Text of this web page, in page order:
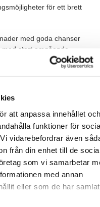
att anpassa innehållet och
funktioner för
vidarebefordrar även
från din enhet till de
som vi samarbetar
med annan
eller som de har
för ett brett
med goda chanser
start omgående.
där du blir anställd av
lön, försäkringar,
i vår organisation, i
många kulturer. Med
team är du van att